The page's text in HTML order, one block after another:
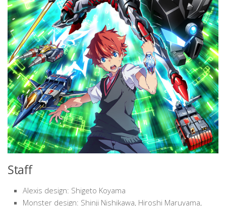
Staff
Alexis design: Shigeto Koyama
Monster design: Shinji Nishikawa, Hiroshi Maruyama,